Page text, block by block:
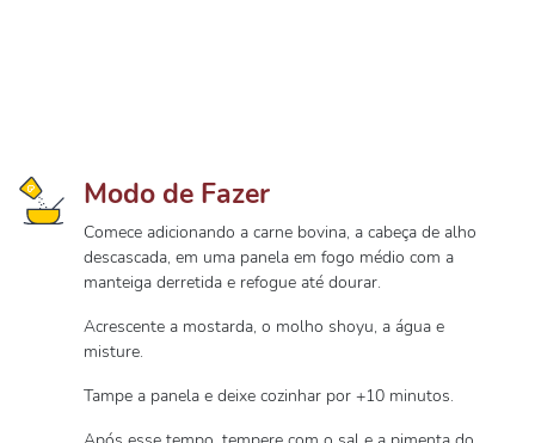
Modo de Fazer
Comece adicionando a carne bovina, a cabeça de alho
descascada, em uma panela em fogo médio com a
manteiga derretida e refogue até dourar.
Acrescente a mostarda, o molho shoyu, a água e
misture.
Tampe a panela e deixe cozinhar por +10 minutos.